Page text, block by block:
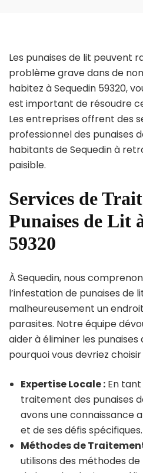
Les punaises de lit peuvent
problème grave dans de
habitez à Sequedin 59320,
est important de résoudre
Les entreprises offrent des
professionnel des punaises
habitants de Sequedin à
paisible.
Services de
Punaises de Lit
59320
À Sequedin, nous
l’infestation de punaises de
malheureusement un
parasites. Notre équipe
aider à éliminer les punaises
pourquoi vous devriez
Expertise Locale : En
traitement des punaises
avons une connaissance
et de ses défis spécifiques.
Méthodes de
utilisons des méthodes